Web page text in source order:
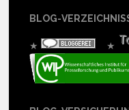
BLOG-
★ ★